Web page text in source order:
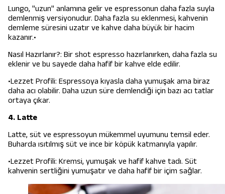
Lungo, "uzun" anlamına gelir ve espressonun daha fazla suyla
demlenmiş versiyonudur. Daha fazla su eklenmesi, kahvenin
demleme süresini uzatır ve kahve daha büyük bir hacim
kazanır.•
Nasıl Hazırlanır?: Bir shot espresso hazırlanırken, daha fazla su
eklenir ve bu sayede daha hafif bir kahve elde edilir.
•Lezzet Profili: Espressoya kıyasla daha yumuşak ama biraz
daha acı olabilir. Daha uzun süre demlendiği için bazı acı tatlar
ortaya çıkar.
4. Latte
Latte, süt ve espressoyun mükemmel uyumunu temsil eder.
Buharda ısıtılmış süt ve ince bir köpük katmanıyla yapılır.
•Lezzet Profili: Kremsi, yumuşak ve hafif kahve tadı. Süt
kahvenin sertliğini yumuşatır ve daha hafif bir içim sağlar.